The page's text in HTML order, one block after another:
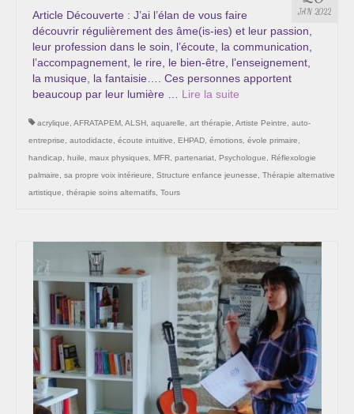
Les Onctions Sacrées -La Magdaléenne –
Nadine-Sarah Penna
Qui suis je ?
Mon cursus d’évolution vers une femme plus
Témoignages
Calendrier
Sophro-Méditation tous les lundis soir en visio
Cursus « Le chemin par la psyché »
Prendre contact
Bertrand Thomas, Psychopraticien
Cursus « Le chemin par la psyché »
Sophro-Méditation tous les lundis soir en visio
JAN 2022
Article Découverte : J’ai l’élan de vous faire
découvrir régulièrement des âme(is-ies) et leur passion,
leur profession dans le soin, l’écoute, la communication,
l’accompagnement, le rire, le bien-être, l’enseignement,
la musique, la fantaisie…. Ces personnes apportent
beaucoup par leur lumière … Lire la suite­­
acrylique AFRATAPEM ALSH aquarelle art thérapie Artiste Peintre
auto-
entreprise
autodidacte écoute intuitive EHPAD émotions évole primaire
handicap
huile maux physiques MFR partenariat Psychologue
Réflexologie
palmaire
sa propre voix intérieure Structure enfance jeunesse
Thérapie alternative
artistique
thérapie soins alternatifs Tours